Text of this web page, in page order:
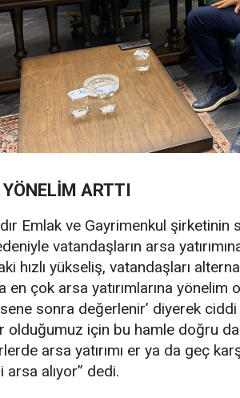
ARTTI
Emlak ve Gayrimenkul
vatandaşların arsa
hızlı yükseliş, vatandaşları
en çok arsa yatırımlarına yönelim
sonra değerlenir’ diyerek
olduğumuz için bu hamle doğru
arsa yatırımı er ya da geç
arsa alıyor” dedi.